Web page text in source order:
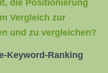
die Positionierung
Vergleich zur
und zu vergleichen?
Keyword-Ranking